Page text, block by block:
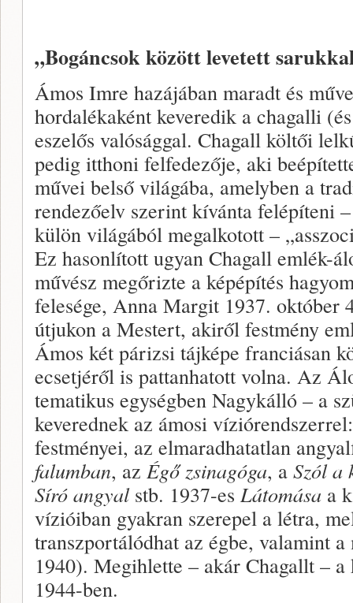
„Bogáncsok között levetett
Ámos Imre hazájában maradt és
hordalékaként keveredik a chagalli
eszelős valósággal. Chagall költői
pedig itthoni felfedezője, aki
művei belső világába, amelyben a
rendezőelv szerint kívánta felépíteni
külön világából megalkotott –
Ez hasonlított ugyan Chagall emlék-
művész megőrizte a képépítés
felesége, Anna Margit 1937. október
útjukon a Mestert, akiről festmény
Ámos két párizsi tájképe franciásan
ecsetjéről is pattanhatott volna. Az
tematikus egységben Nagykálló – a
keverednek az ámosi
festményei, az elmaradhatatlan
falumban, az Égő zsinagóga, a Szól a
Síró angyalstb. 1937-es Látomása a
vízióiban gyakran szerepel a létra,
transzportálódhat az égbe, valamint a
1940). Megihlette – akár Chagallt –
1944-ben.